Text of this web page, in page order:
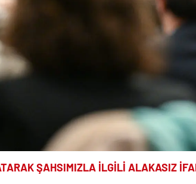
ŞAHSIMIZLA İLGİLİ ALAKASIZ